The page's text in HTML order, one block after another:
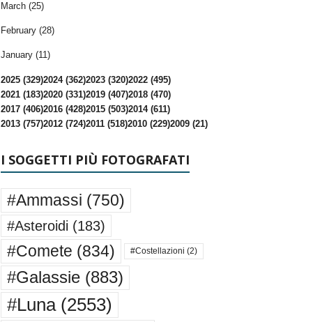
March (25)
February (28)
January (11)
2025 (329)2024 (362)2023 (320)2022 (495)
2021 (183)2020 (331)2019 (407)2018 (470)
2017 (406)2016 (428)2015 (503)2014 (611)
2013 (757)2012 (724)2011 (518)2010 (229)2009 (21)
I SOGGETTI PIÙ FOTOGRAFATI
#Ammassi (750)
#Asteroidi (183)
#Comete (834) #Costellazioni (2)
#Galassie(883)
#Luna(2553)